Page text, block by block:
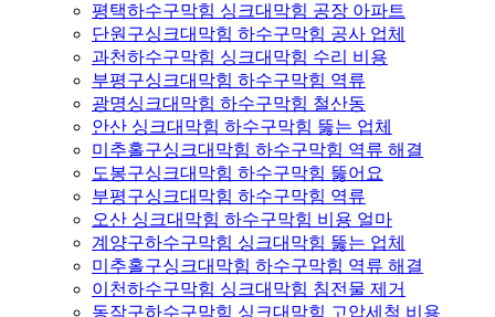
평택하수구막힘 싱크대막힘 공장 아파트
단원구싱크대막힘 하수구막힘 공사 업체
과천하수구막힘 싱크대막힘 수리 비용
부평구싱크대막힘 하수구막힘 역류
광명싱크대막힘 하수구막힘 철산동
안산 싱크대막힘 하수구막힘 뚫는 업체
미추홀구싱크대막힘 하수구막힘 역류 해결
도봉구싱크대막힘 하수구막힘 뚫어요
부평구싱크대막힘 하수구막힘 역류
오산 싱크대막힘 하수구막힘 비용 얼마
계양구하수구막힘 싱크대막힘 뚫는 업체
미추홀구싱크대막힘 하수구막힘 역류 해결
이천하수구막힘 싱크대막힘 침전물 제거
동작구하수구막힘 싱크대막힘 고압세척 비용